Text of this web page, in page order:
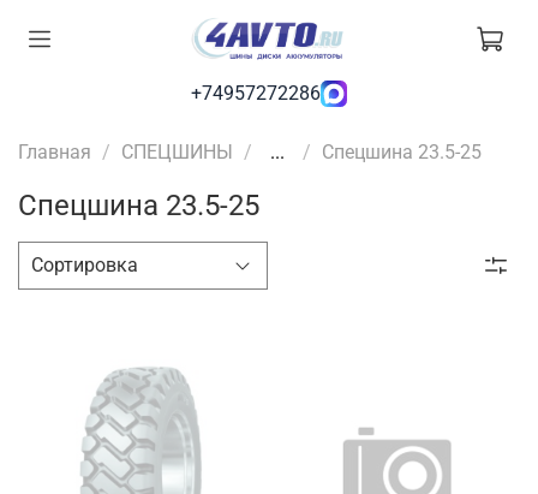
+74957272286
Главная СПЕЦШИНЫ ... Спецшина 23.5-25
Спецшина 23.5-25